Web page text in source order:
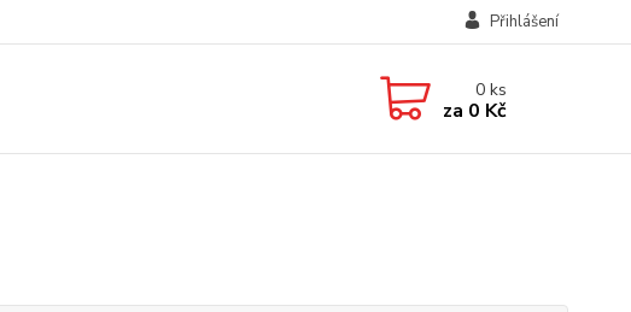
Přihlášení
0ks
za 0 Kč